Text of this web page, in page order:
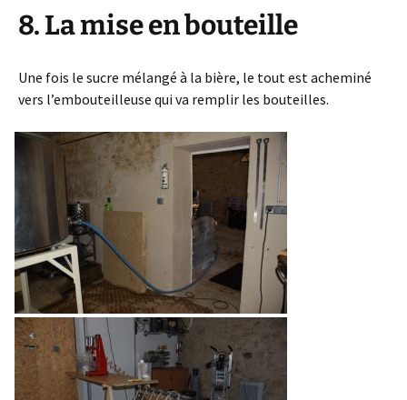
8. La mise en bouteille
Une fois le sucre mélangé à la bière, le tout est acheminé
vers l’embouteilleuse qui va remplir les bouteilles.